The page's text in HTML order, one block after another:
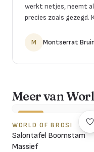
werkt netjes, neemt
precies zoals gezegd.
M Montserrat
Meer van
WORLD OF BROSI
Salontafel Boomstam
Massief